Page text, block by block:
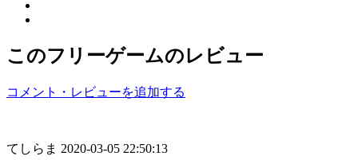
このフリーゲームのレビュー
コメント・レビューを追加する
てしらま 2020-03-05 22:50:13